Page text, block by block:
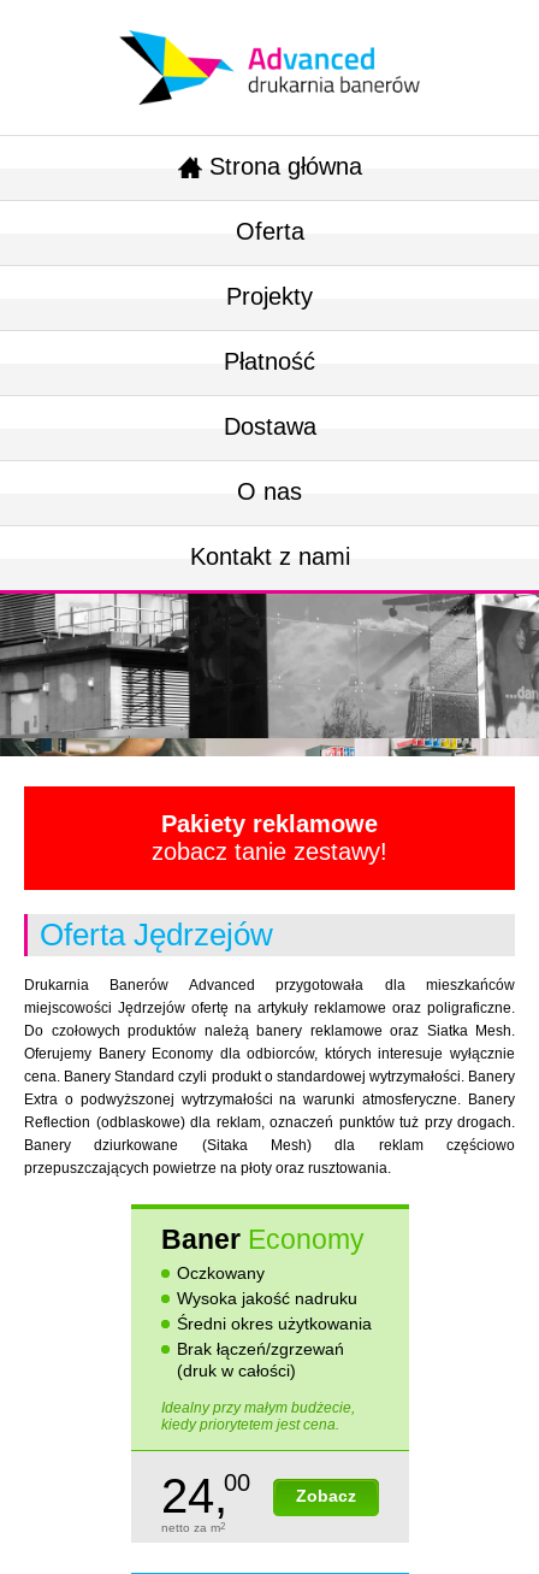
Strona główna
Oferta
Projekty
Płatność
Dostawa
O nas
Kontakt z nami
Pakiety reklamowe
zobacz tanie zestawy!
Oferta Jędrzejów
Drukarnia Banerów Advanced przygotowała dla mieszkańców
miejscowości Jędrzejów ofertę na artykuły reklamowe oraz poligraficzne.
Do czołowych produktów należą banery reklamowe oraz Siatka Mesh.
Oferujemy Banery Economy dla odbiorców, których interesuje wyłącznie
cena. Banery Standard czyli produkt o standardowej wytrzymałości. Banery
Extra o podwyższonej wytrzymałości na warunki atmosferyczne. Banery
Reflection (odblaskowe) dla reklam, oznaczeń punktów tuż przy drogach.
Banery dziurkowane (Sitaka Mesh) dla reklam częściowo
przepuszczających powietrze na płoty oraz rusztowania.
Baner Economy
Oczkowany
Wysoka jakość nadruku
Średni okres użytkowania
Brak łączeń/zgrzewań
(druk w całości)
Idealny przy małym budżecie,
kiedy priorytetem jest cena.
Zobacz
24,00
netto za m2